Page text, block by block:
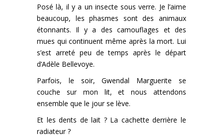
Posé là, il y a un insecte sous verre. Je l’aime
beaucoup, les phasmes sont des animaux
étonnants. Il y a des camouflages et des
mues qui continuent même après la mort. Lui
s’est arreté peu de temps après le départ
d’Adèle Bellevoye.
Parfois, le soir, Gwendal Marguerite se
couche sur mon lit, et nous attendons
ensemble que le jour se lève.
Et les dents de lait ? La cachette derrière le
radiateur ?